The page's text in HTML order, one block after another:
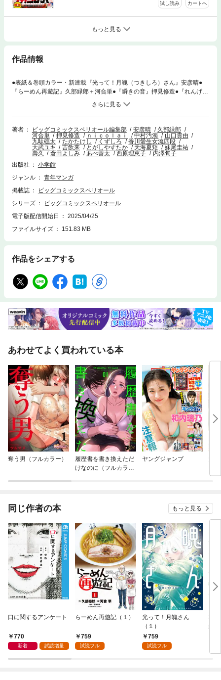
試し読み カートへ
もっと見る
作品情報
●表紙＆巻頭カラー・新連載『光って！月魄（つきしろ）さん』安彦晴●
『らーめん再遊記』久部緑郎＋河合単●『瞬きの音』押見修造●『れんげと
なると！』nicolai●『セイ少女黙示録 ですぺあ』中村汚濁●『劇光仮面』
山口貴由●『サラセニア』九駄礁太●『住みにごり』たかたけし●『永世乙
女の戦い方』くずしろ＋香川愛生女流四段●『フットボールネーション』
大武ユキ●新人読切『ささやかな願い』吉飲来●『大人の青春くん』とがし
やすたか●『地蔵癒（なお）し』天海夏矩●『バンプアー』妹尾圭祐●新人
読切『スプラッタ入門』壽久●『味いちもんめ 継ぎ味』倉田よしみ＋あべ
善太＋久部緑郎●『ダーリンは80歳』西原理恵子●『ひとガキ』内澤旬子 ※
「ビッグコミックスペリオール」デジタル版には、紙版の付録、特典等は
著者 ビッグコミックスペリオール編集部 安彦晴
久部緑郎
河合単
押見修造 ｎｉｃｏｌａｉ 中村汚濁
山口貴由
九駄礁太
たかたけし くずしろ
香川愛生女流四段
大武ユキ
吉飲来 とがしやすたか 天海夏矩
妹尾圭祐
壽久
倉田よしみ あべ善太 西原理恵子
内澤旬子
出版社
小学館
ジャンル
青年マンガ
掲載誌
ビッグコミックスペリオール
シリーズ
ビッグコミックスペリオール
電子版配信開始日
2025/04/25
ファイルサイズ
151.83 MB
作品をシェアする
あわせてよく買われている本
奪う男（フルカラー）
履歴書を書き換えただ
けなのに（フルカラ
ヤングジャンプ
週
同じ作者の本 もっと見る
口に関するアンケート
770
新着 試読増量
らーめん再遊記（１）
759
試読フル
光って！月魄さん
（１）
759
試読フル
30
緒